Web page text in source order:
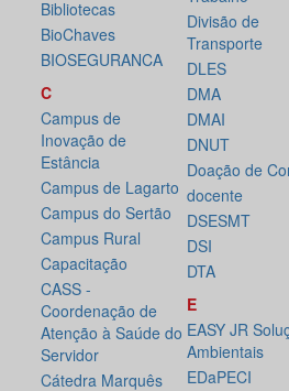
Bibliotecas
BioChaves
BIOSEGURANCA
C
Campus de
Inovação de
Estância
Campus de Lagarto
Campus do Sertão
Campus Rural
Capacitação
CASS -
Coordenação de
Atenção à Saúde do
Servidor
Cátedra Marquês
Divisão de
Transporte
DLES
DMA
DMAI
DNUT
Doação de
docente
DSESMT
DSI
DTA
E
EASY JR
Ambientais
EDaPECI